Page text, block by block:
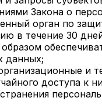
Закона о
орган по
в течение 30
данных;
и
доступа к